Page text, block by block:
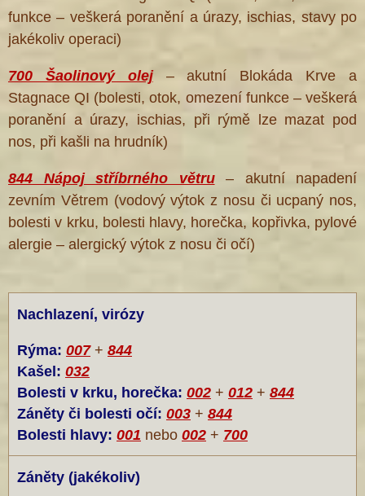
funkce – veškerá poranění a úrazy, ischias, stavy po
jakékoliv operaci)
700 Šaolinový olej
– akutní Blokáda Krve a
Stagnace QI (bolesti, otok, omezení funkce – veškerá
poranění a úrazy, ischias, při rýmě lze mazat pod
nos, při kašli na hrudník)
844 Nápoj stříbrného větru
– akutní napadení
zevním Větrem (vodový výtok z nosu či ucpaný nos,
bolesti v krku, bolesti hlavy, horečka, kopřivka, pylové
alergie – alergický výtok z nosu či očí)
Nachlazení, virózy
Rýma: 007 + 844
Kašel: 032
Bolesti v krku, horečka: 002 + 012 + 844
Záněty či bolesti očí: 003 + 844
Bolesti hlavy: 001 nebo 002 + 700
Záněty (jakékoliv)